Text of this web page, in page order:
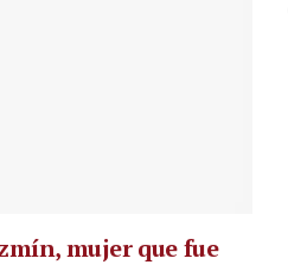
mujer que fue